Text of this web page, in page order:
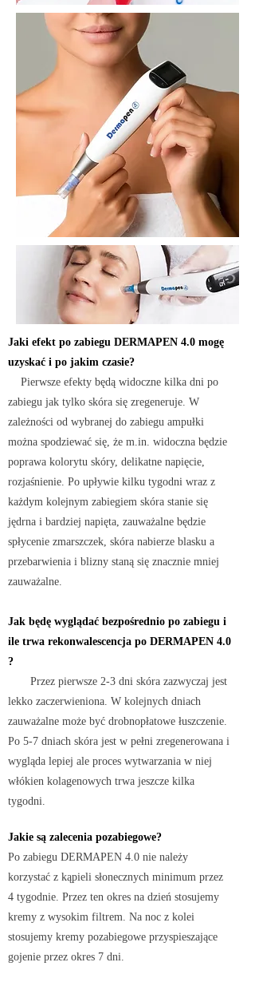
Jaki efekt po zabiegu DERMAPEN 4.0 mogę
uzyskać i po jakim czasie?
Pierwsze efekty będą widoczne kilka dni po
zabiegu jak tylko skóra się zregeneruje. W
zależności od wybranej do zabiegu ampułki
można spodziewać się, że m.in. widoczna będzie
poprawa kolorytu skóry, delikatne napięcie,
rozjaśnienie. Po upływie kilku tygodni wraz z
każdym kolejnym zabiegiem skóra stanie się
jędrna i bardziej napięta, zauważalne będzie
spłycenie zmarszczek, skóra nabierze blasku a
przebarwienia i blizny staną się znacznie mniej
zauważalne.
Jak będę wyglądać bezpośrednio po zabiegu i
ile trwa rekonwalescencja po DERMAPEN 4.0
?
Przez pierwsze 2-3 dni skóra zazwyczaj jest
lekko zaczerwieniona. W kolejnych dniach
zauważalne może być drobnopłatowe łuszczenie.
Po 5-7 dniach skóra jest w pełni zregenerowana i
wygląda lepiej ale proces wytwarzania w niej
włókien kolagenowych trwa jeszcze kilka
tygodni.
Jakie są zalecenia pozabiegowe?
Po zabiegu DERMAPEN 4.0 nie należy
korzystać z kąpieli słonecznych minimum przez
4 tygodnie. Przez ten okres na dzień stosujemy
kremy z wysokim filtrem. Na noc z kolei
stosujemy kremy pozabiegowe przyspieszające
gojenie przez okres 7 dni.